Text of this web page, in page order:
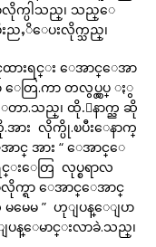
လိုက္ပါသည္၊ သည္ေ
ႇိေပးလိုက္သည္၊
ားရင္း ေအာင္ေအာ
ေတြ.ကာ တလွပ္လွပ္ ႏွ
ေတာ.သည္၊ ထို.ေနာက္ည ဆို
.အား လိုက္ပို.ၿပီးေနာက္
အား “ ေအာင္ေ
င္းေတြ လုပ္စရာလ
က္ရာ ေအာင္ေအာင္
မေမ ” ဟုျပန္ေျပာ
န္ေမာင္းလာခဲ.သည္၊